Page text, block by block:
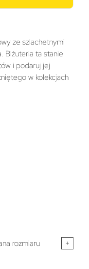
ze szlachetnymi
Biżuteria ta stanie
i podaruj jej
w kolekcjach
rozmiaru +